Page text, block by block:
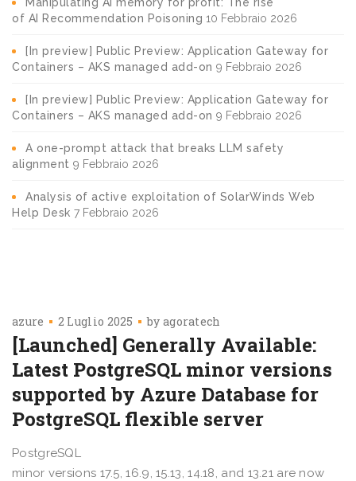
of AI Recommendation Poisoning 10 Febbraio 2026
[In preview] Public Preview: Application Gateway for
Containers – AKS managed add-on 9 Febbraio 2026
[In preview] Public Preview: Application Gateway for
Containers – AKS managed add-on 9 Febbraio 2026
A one-prompt attack that breaks LLM safety
alignment 9 Febbraio 2026
Analysis of active exploitation of SolarWinds Web
Help Desk 7 Febbraio 2026
azure 2 Luglio 2025 by agoratech
[Launched] Generally Available:
Latest PostgreSQL minor versions
supported by Azure Database for
PostgreSQL flexible server
PostgreSQL
minor versions 17.5, 16.9, 15.13, 14.18, and 13.21 are now